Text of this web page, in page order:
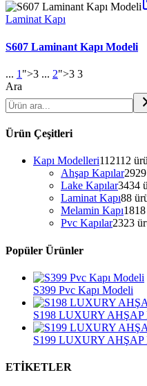
Laminat Kapı
S607 Laminant Kapı Modeli
... 1 ">3 ... 2">3 3
Ara
Ürün Çeşitleri
Kapı Modelleri112112
Ahşap Kapılar29
Lake Kapılar3434
Laminat Kapı88
Melamin Kapı18
Pvc Kapılar2323
Popüler Ürünler
S399 Pvc Kapı Modeli
S198 LUXURY
S199 LUXURY
ETİKETLER